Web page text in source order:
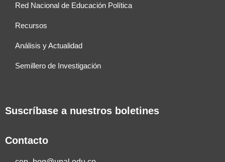
Red Nacional de Educación Política
Recursos
Análisis y Actualidad
Semillero de Investigación
Suscríbase a nuestros boletines
Contacto